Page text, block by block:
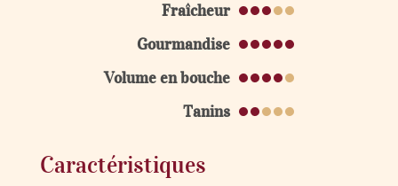
Fraîcheur
Gourmandise
Volume en bouche
Tanins
Caractéristiques